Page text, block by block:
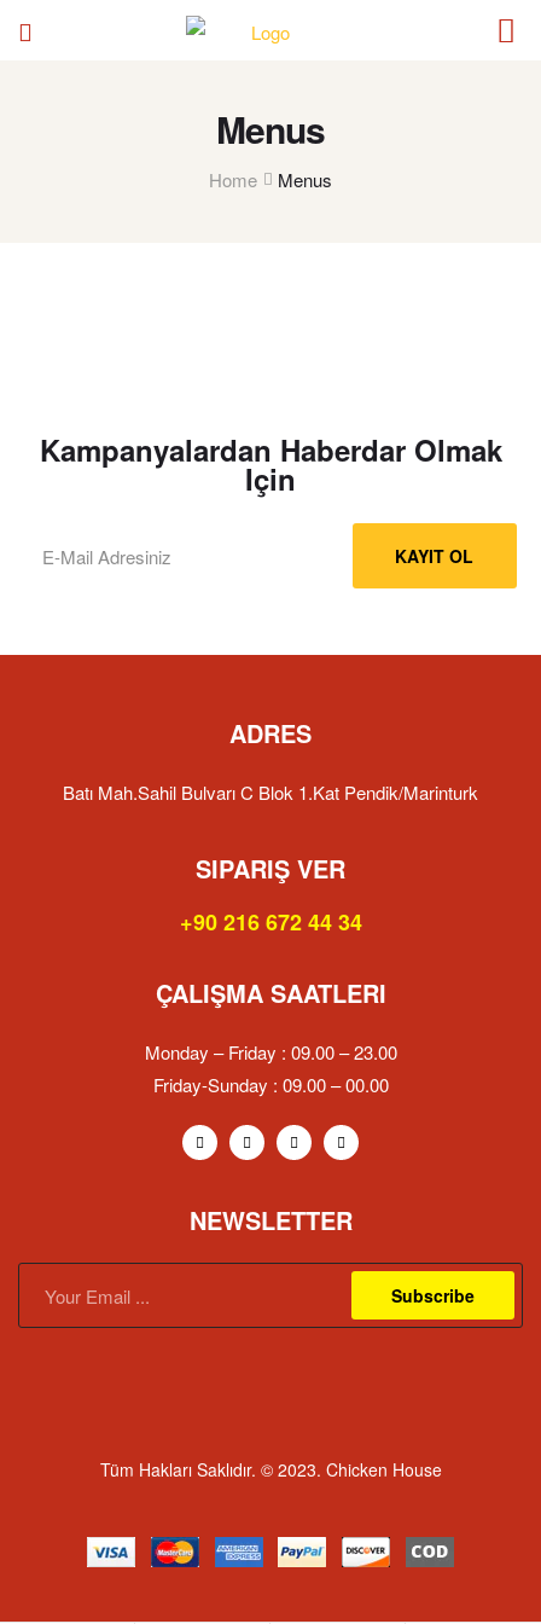
Menus
Home Menus
Kampanyalardan Haberdar Olmak
Için
KAYIT OL
ADRES
Batı Mah.Sahil Bulvarı C Blok 1.Kat Pendik/Marinturk
SIPARIŞ VER
+90 216 672 44 34
ÇALIŞMA SAATLERI
Monday – Friday : 09.00 – 23.00
Friday-Sunday : 09.00 – 00.00
NEWSLETTER
Subscribe
Tüm Hakları Saklıdır. © 2023. Chicken House